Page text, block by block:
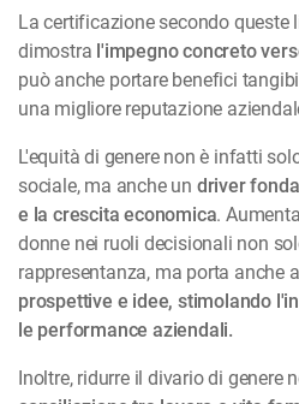
La certificazione secondo queste
dimostra l'impegno concreto
può anche portare benefici
una migliore reputazione
L'equità di genere non è infatti
sociale, ma anche un driver
e la crescita economica.
donne nei ruoli decisionali non
rappresentanza, ma porta anche
prospettive e idee, stimolando
le performance aziendali.
Inoltre, ridurre il divario di genere